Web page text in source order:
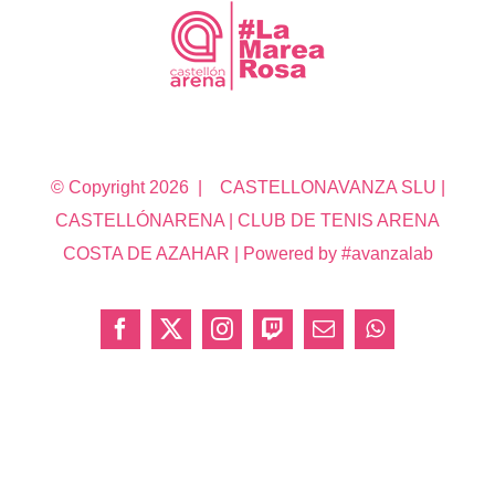
© Copyright 2026 | CASTELLONAVANZA SLU |
CASTELLÓNARENA | CLUB DE TENIS ARENA
COSTA DE AZAHAR | Powered by #avanzalab
Facebook
X InstagramTwitchCorreoWhatsApp